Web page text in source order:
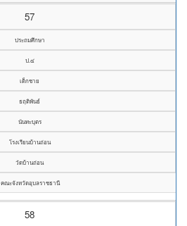
57
ประถมศึกษา
ป.๔
เด็กชาย
ธฤติพันธ์
นันทะบุตร
โรงเรียนบ้านถ่อน
วัดบ้านถ่อน
คณะจังหวัดอุบลราชธานี
58